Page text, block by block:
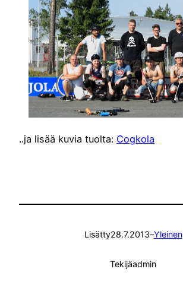
..ja lisää kuvia tuolta: Cogkola
Lisätty28.7.2013–Yleinen
Tekijäadmin